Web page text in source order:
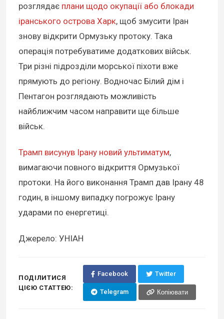
розглядає плани щодо окупації або блокади
іранського острова Харк, щоб змусити Іран
знову відкрити Ормузьку протоку. Така
операція потребуватиме додаткових військ.
Три різні підрозділи морської піхоти вже
прямують до регіону. Водночас Білий дім і
Пентагон розглядають можливість
найближчим часом направити ще більше
військ.
Трамп висунув Ірану новий ультиматум,
вимагаючи повного відкриття Ормузької
протоки. На його виконання Трамп дав Ірану 48
годин, в іншому випадку погрожує Ірану
ударами по енергетиці.
Джерело: УНІАН
ПОДІЛИТИСЯ
ЦІЄЮ СТАТТЕЮ:
Facebook Twitter
Telegram Копіювати